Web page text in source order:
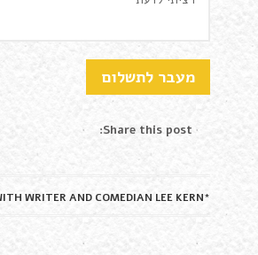
Share this post:
*A MEETING WITH WRITER AND COMEDIAN LEE KERN*